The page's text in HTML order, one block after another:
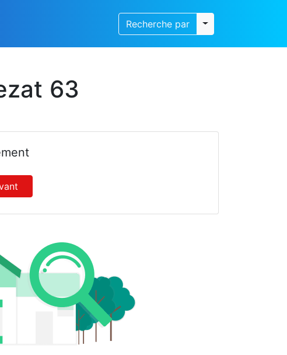
Recherche par Toggle dropdown
63